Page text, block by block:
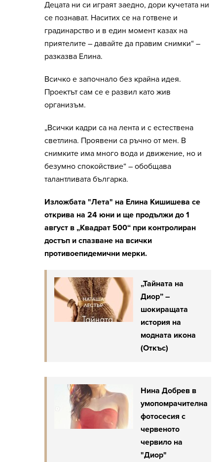
Децата ни си играят заедно, дори кучетата ни
се познават. Наситих се на готвене и
градинарство и в един момент казах на
приятелите – давайте да правим снимки“ –
разказва Елина.
Всичко е започнало без крайна идея.
Проектът сам се е развил като жив
организъм.
„Всички кадри са на лента и с естествена
светлина. Проявени са ръчно от мен. В
снимките има много вода и движение, но и
безумно спокойствие“ – обобщава
талантливата българка.
Изложбата "Лета" на Елина Кишишева се
открива на 24 юни и ще продължи до 1
август в „Квадрат 500“ при контролиран
достъп и спазване на всички
противоепидемични мерки.
„Тайната на
Диор” –
шокиращата
история на
модната икона
(Откъс)
Нина Добрев в
умопомрачителна
фотосесия с
червеното
червило на
"Диор"